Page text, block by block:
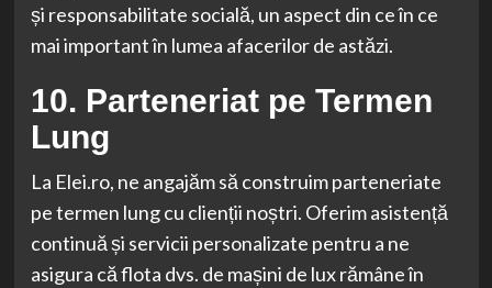
și responsabilitate socială, un aspect din ce în ce
mai important în lumea afacerilor de astăzi.
10. Parteneriat pe Termen
Lung
La Elei.ro, ne angajăm să construim parteneriate
pe termen lung cu clienții noștri. Oferim asistență
continuă și servicii personalizate pentru a ne
asigura că flota dvs. de mașini de lux rămâne în